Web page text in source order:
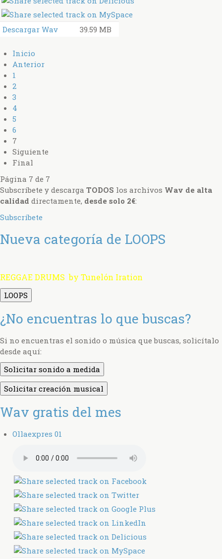
Descargar Wav 39.59 MB
Inicio
Anterior
1
2
3
4
5
6
7
Siguiente
Final
Página 7 de 7
Subscríbete y descarga TODOS los archivos Wav de alta
calidad directamente, desde solo 2€:
Subscríbete
Nueva categoría de LOOPS
REGGAE DRUMS by Tunelón Iration
LOOPS
¿No encuentras lo que buscas?
Si no encuentras el sonido o música que buscas, solicítalo
desde aquí:
Solicitar sonido a medida
Solicitar creación musical
Wav gratis del mes
Ollaexpres 01